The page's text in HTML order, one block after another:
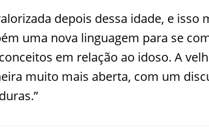
depois dessa idade, e
uma nova linguagem para se
em relação ao idoso. A
muito mais aberta, com um